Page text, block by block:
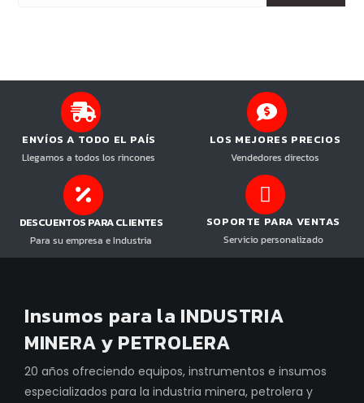
ENVÍOS A TODO EL PAÍS
Llegamos a todos los rincones
LOS MEJORES PRECIOS
Vendedores directos
DESCUENTOS PARA CLIENTES
Para su empresa e Industria
SOPORTE PARA VENTAS
Servicio personalizado
Insumos para la INDUSTRIA
MINERA y PETROLERA
20 años ofreciendo equipos, instrumentos e insumos
especializados para la industria minera, petrolera y